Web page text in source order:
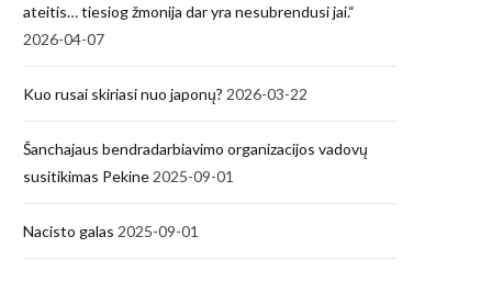
ateitis… tiesiog žmonija dar yra nesubrendusi jai.“
2026-04-07
Kuo rusai skiriasi nuo japonų? 2026-03-22
Šanchajaus bendradarbiavimo organizacijos vadovų
susitikimas Pekine 2025-09-01
Nacisto galas 2025-09-01